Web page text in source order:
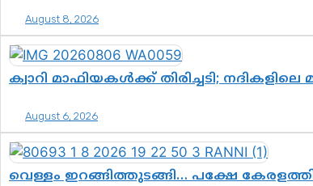
August 8, 2026
ക്വാറി മാഫിയകൾക്ക് തിരിച്ചടി;
August 6, 2026
വെള്ളം ഇറങ്ങിത്തുടങ്ങി… പക്ഷേ